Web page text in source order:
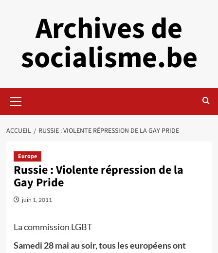
Archives de
socialisme.be
principal
ACCUEIL RUSSIE : VIOLENTE RÉPRESSION DE LA GAY PRIDE
Europe
Russie : Violente répression de la
Gay Pride
juin 1, 2011
La commission LGBT
Samedi 28 mai au soir, tous les européens ont